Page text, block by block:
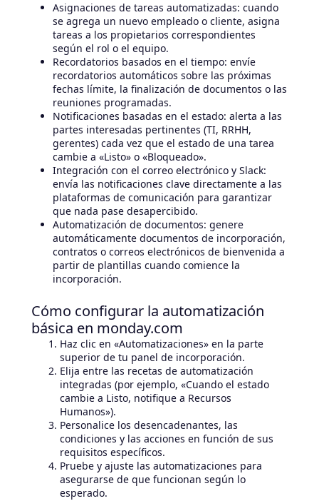
Asignaciones de tareas automatizadas: cuando
se agrega un nuevo empleado o cliente, asigna
tareas a los propietarios correspondientes
según el rol o el equipo.
Recordatorios basados en el tiempo: envíe
recordatorios automáticos sobre las próximas
fechas límite, la finalización de documentos o las
reuniones programadas.
Notificaciones basadas en el estado: alerta a las
partes interesadas pertinentes (TI, RRHH,
gerentes) cada vez que el estado de una tarea
cambie a «Listo» o «Bloqueado».
Integración con el correo electrónico y Slack:
envía las notificaciones clave directamente a las
plataformas de comunicación para garantizar
que nada pase desapercibido.
Automatización de documentos: genere
automáticamente documentos de incorporación,
contratos o correos electrónicos de bienvenida a
partir de plantillas cuando comience la
incorporación.
Cómo configurar la automatización
básica en monday.com
Haz clic en «Automatizaciones» en la parte
superior de tu panel de incorporación.
Elija entre las recetas de automatización
integradas (por ejemplo, «Cuando el estado
cambie a Listo, notifique a Recursos
Humanos»).
Personalice los desencadenantes, las
condiciones y las acciones en función de sus
requisitos específicos.
Pruebe y ajuste las automatizaciones para
asegurarse de que funcionan según lo
esperado.